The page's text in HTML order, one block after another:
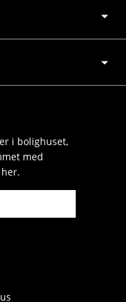
i bolighuset,
med